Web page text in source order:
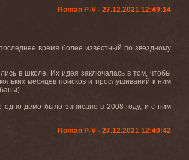
Roman P-V - 27.12.2021 12:49:14
время более известный по звездному
в школе. Их идея заключалась в том, чтобы
месяцев поисков и прослушиваний к ним
одно демо было записано в 2008 году, и с ним
Roman P-V - 27.12.2021 12:40:42